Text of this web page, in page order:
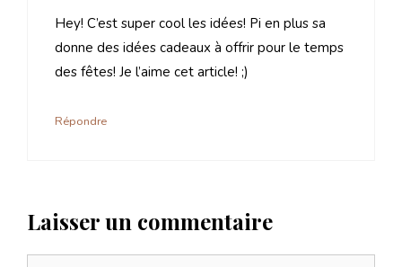
Hey! C’est super cool les idées! Pi en plus sa
donne des idées cadeaux à offrir pour le temps
des fêtes! Je l’aime cet article! ;)
Répondre
Laisser un commentaire